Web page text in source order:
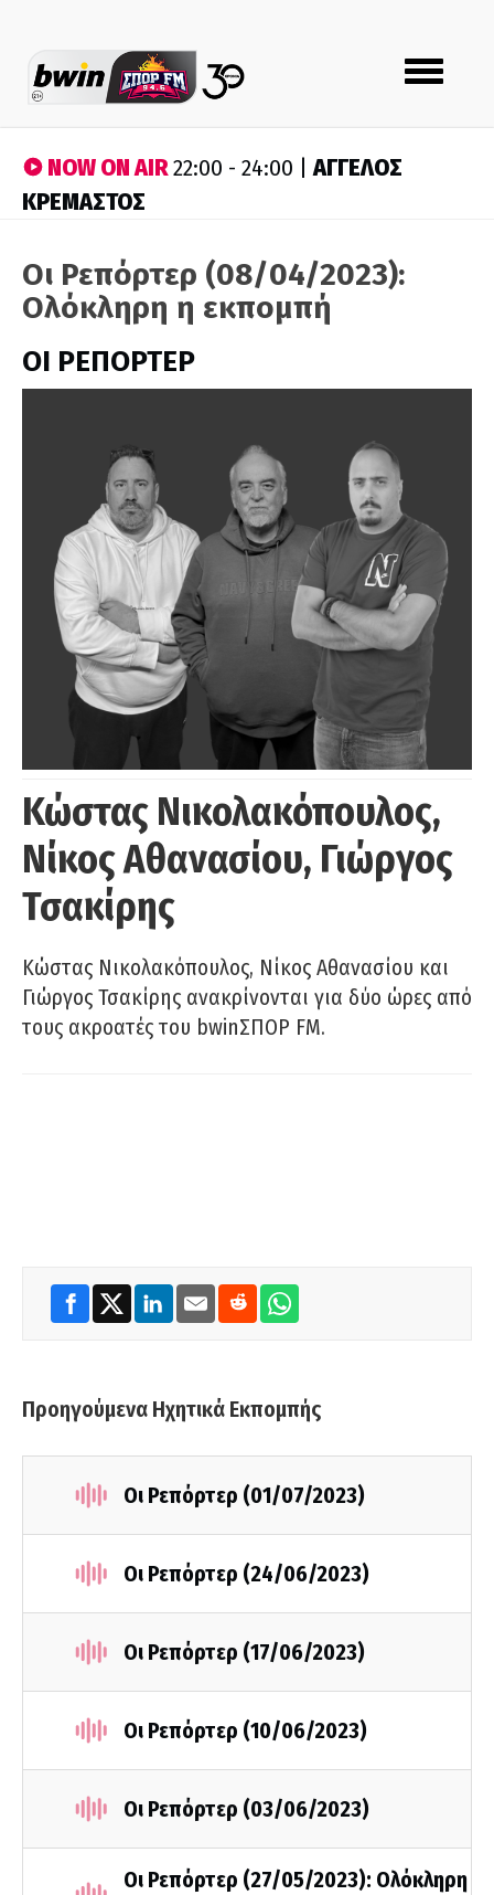
Toggle
navigation
NOW ON AIR22:00 - 24:00 |ΑΓΓΕΛΟΣ
ΚΡΕΜΑΣΤΟΣ
Οι Ρεπόρτερ (08/04/2023):
Ολόκληρη η εκπομπή
ΟΙ ΡΕΠΟΡΤΕΡ
Κώστας Νικολακόπουλος,
Νίκος Αθανασίου, Γιώργος
Τσακίρης
Κώστας Νικολακόπουλος, Νίκος Αθανασίου και
Γιώργος Τσακίρης ανακρίνονται για δύο ώρες από
τους ακροατές του bwinΣΠΟΡ FM.
Προηγούμενα Ηχητικά Εκπομπής
Οι Ρεπόρτερ (01/07/2023)
Οι Ρεπόρτερ (24/06/2023)
Οι Ρεπόρτερ (17/06/2023)
Οι Ρεπόρτερ (10/06/2023)
Οι Ρεπόρτερ (03/06/2023)
Οι Ρεπόρτερ (27/05/2023): Ολόκληρη